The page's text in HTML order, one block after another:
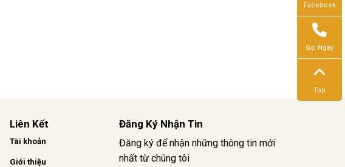
Liên Kết
Tài khoản
Giới thiệu
Đăng Ký Nhận Tin
Đăng ký để nhận những thông tin mới
nhất từ chúng tôi
Facebook
Gọi Ngay
Top